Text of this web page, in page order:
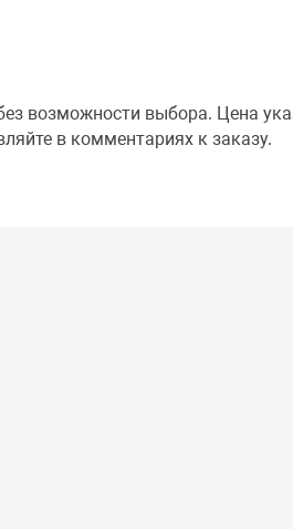
возможности выбора. Цена
в комментариях к заказу.